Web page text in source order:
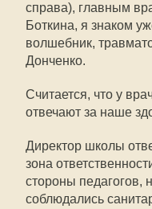
справа), главным
Боткина, я знаком
волшебник,
Донченко.
Считается, что у
отвечают за наше
Директор школы
зона
стороны педагогов,
соблюдались